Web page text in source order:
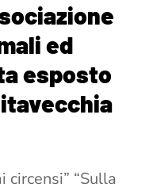
ed
esposto
“Sulla